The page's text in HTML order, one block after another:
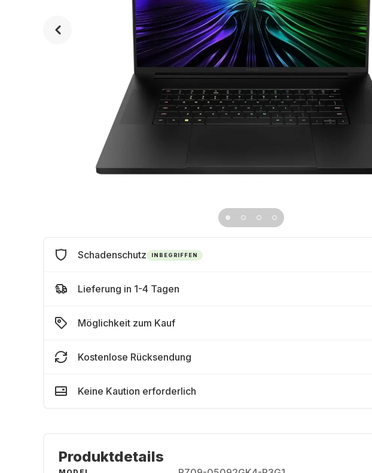
Schadenschutz INBEGRIFFEN
Lieferung in 1-4 Tagen
Möglichkeit zum Kauf
Kostenlose Rücksendung
Keine Kaution erforderlich
Produktdetails